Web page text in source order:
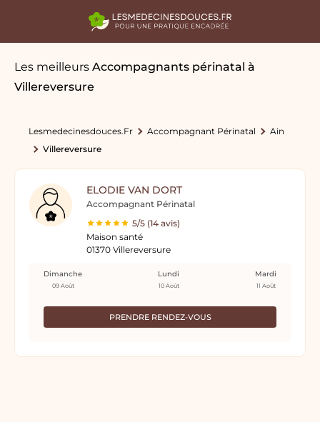
Les meilleurs Accompagnants périnatal à
Villereversure
Lesmedecinesdouces.fr Accompagnant Périnatal
Ain
Villereversure
ELODIE VAN DORT
Accompagnant Périnatal
5/5 (14 avis)
Maison santé
01370 Villereversure
PRENDRE RENDEZ-VOUS
Dimanche
09 Août
Lundi
10 Août
Mardi
11 Août